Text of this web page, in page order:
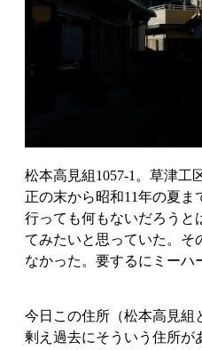
松本高見組1057-1。草津工
正の末から昭和11年の夏ま
行っても何もないだろうと
てみたいと思っていた。そ
なかった。要するにミーハ
今日この住所（松本高見組
剰え過去にそういう住所が